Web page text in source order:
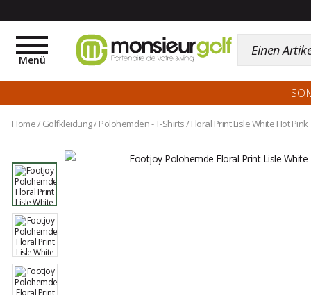
Toggle
navigation
Menü
Home/ Golfkleidung/Polohemden - T-Shirts/Floral Print Lisle White Hot Pink